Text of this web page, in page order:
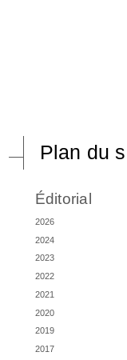
Plan du
Éditorial
2026
2024
2023
2022
2021
2020
2019
2017